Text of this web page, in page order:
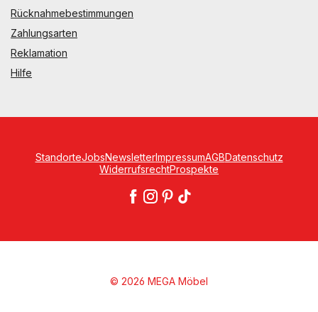
Rücknahmebestimmungen
Zahlungsarten
Reklamation
Hilfe
StandorteJobsNewsletterImpressumAGBDatenschutz
WiderrufsrechtProspekte
© 2026 MEGA Möbel